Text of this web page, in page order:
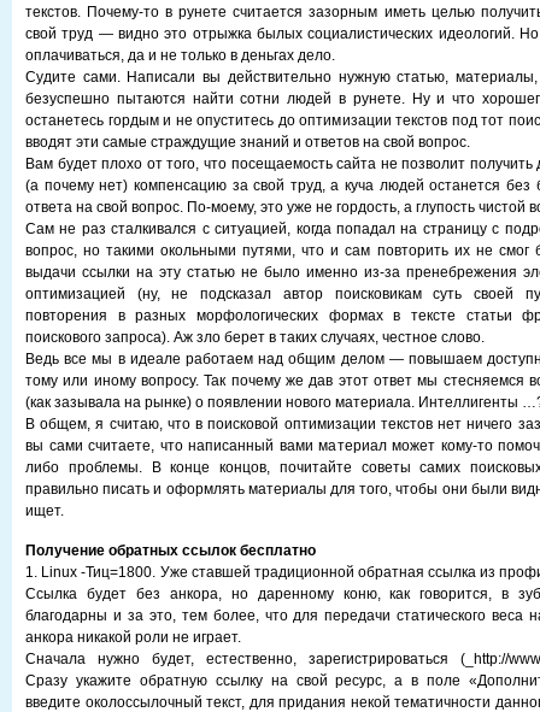
текстов. Почему-то в рунете считается зазорным иметь целью
свой труд — видно это отрыжка былых социалистических идеологий.
оплачиваться, да и не только в деньгах дело.
Судите сами. Написали вы действительно нужную статью,
безуспешно пытаются найти сотни людей в рунете. Ну и что
останетесь гордым и не опуститесь до оптимизации текстов под тот
вводят эти самые страждущие знаний и ответов на свой вопрос.
Вам будет плохо от того, что посещаемость сайта не позволит
(а почему нет) компенсацию за свой труд, а куча людей останется без
ответа на свой вопрос. По-моему, это уже не гордость, а глупость чистой
Сам не раз сталкивался с ситуацией, когда попадал на страницу с
вопрос, но такими окольными путями, что и сам повторить их не смог
выдачи ссылки на эту статью не было именно из-за пренебрежения
оптимизацией (ну, не подсказал автор поисковикам суть своей
повторения в разных морфологических формах в тексте статьи
поискового запроса). Аж зло берет в таких случаях, честное слово.
Ведь все мы в идеале работаем над общим делом — повышаем
тому или иному вопросу. Так почему же дав этот ответ мы стесняемся
(как зазывала на рынке) о появлении нового материала. Интеллигенты
В общем, я считаю, что в поисковой оптимизации текстов нет ничего
вы сами считаете, что написанный вами материал может кому-то
либо проблемы. В конце концов, почитайте советы самих
правильно писать и оформлять материалы для того, чтобы они были
ищет.
Получение обратных ссылок бесплатно
1. Linux -Тиц=1800. Уже ставшей традиционной обратная ссылка из
Ссылка будет без анкора, но даренному коню, как говорится, в
благодарны и за это, тем более, что для передачи статического веса
анкора никакой роли не играет.
Сначала нужно будет, естественно, зарегистрироваться (_http://
Сразу укажите обратную ссылку на свой ресурс, а в поле
введите околоссылочный текст, для придания некой тематичности